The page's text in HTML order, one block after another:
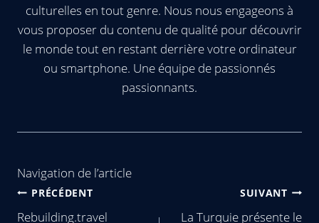
culturelles en tout genre. Nous nous engageons à
vous proposer du contenu de qualité pour découvrir
le monde tout en restant derrière votre ordinateur
ou smartphone. Une équipe de passionnés
passionnants.
Navigation de l’article
PRÉCÉDENT
Rebuilding.travel
SUIVANT
La Turquie présente le